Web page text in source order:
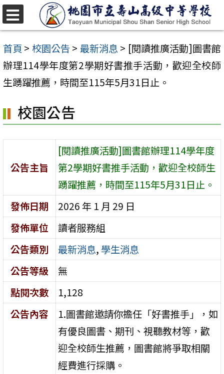
跳
至
主
要
內
區
首頁 > 校園公告 > 最新消息 > [閱讀推廣活動]圖書館
辦理114學年度第2學期好書推手活動，歡迎全校師
生踴躍推薦，時間至115年5月31日止。
校園公告
公告主旨
[閱讀推廣活動]圖書館辦理114學年度
第2學期好書推手活動，歡迎全校師生
踴躍推薦，時間至115年5月31日止。
發佈日期
2026 年 1 月 29 日
發佈單位
讀者服務組
公告類別
最新消息, 學生消息
公告等級
無
點閱次數
1,128
公告內容
1.圖書館邀請你擔任「好書推手」，如
有優良圖書、期刊、視聽教材等，歡
迎全校師生推薦，圖書館將爭取相關
經費進行採購。
選
單